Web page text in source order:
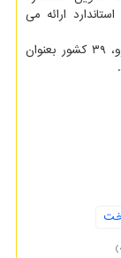
ارائه می
در کمیته فنی استانداردهای فناوری نانو سازمان ایزو، ۳۹ کشور بعنوان